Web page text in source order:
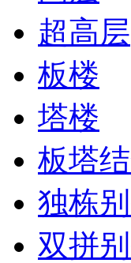
超高层
板楼
塔楼
板塔
独栋
双拼